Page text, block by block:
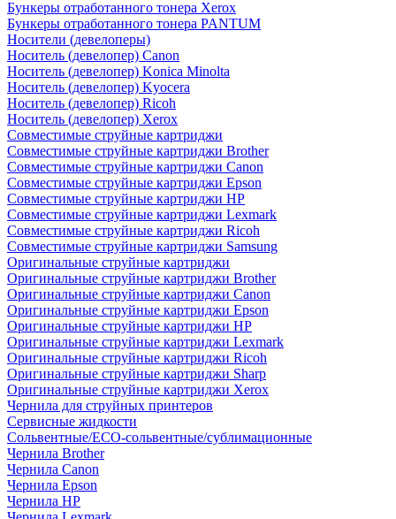
Бункеры отработанного тонера Xerox
Бункеры отработанного тонера PANTUM
Носители (девелоперы)
Носитель (девелопер) Canon
Носитель (девелопер) Konica Minolta
Носитель (девелопер) Kyocera
Носитель (девелопер) Ricoh
Носитель (девелопер) Xerox
Совместимые струйные картриджи
Совместимые струйные картриджи Brother
Совместимые струйные картриджи Canon
Совместимые струйные картриджи Epson
Совместимые струйные картриджи HP
Совместимые струйные картриджи Lexmark
Совместимые струйные картриджи Ricoh
Совместимые струйные картриджи Samsung
Оригинальные струйные картриджи
Оригинальные струйные картриджи Brother
Оригинальные струйные картриджи Canon
Оригинальные струйные картриджи Epson
Оригинальные струйные картриджи HP
Оригинальные струйные картриджи Lexmark
Оригинальные струйные картриджи Ricoh
Оригинальные струйные картриджи Sharp
Оригинальные струйные картриджи Xerox
Чернила для струйных принтеров
Сервисные жидкости
Сольвентные/ECO-сольвентные/сублимационные
Чернила Brother
Чернила Canon
Чернила Epson
Чернила HP